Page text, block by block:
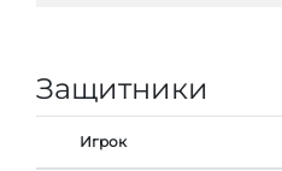
Защитники
Игрок